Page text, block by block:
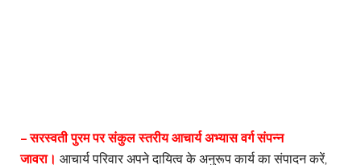
– सरस्वती पुरम पर संकुल स्तरीय आचार्य अभ्यास वर्ग संपन्न
जावरा। आचार्य परिवार अपने दायित्व के अनुरूप कार्य का संपादन करें,